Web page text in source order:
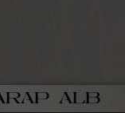
ALB